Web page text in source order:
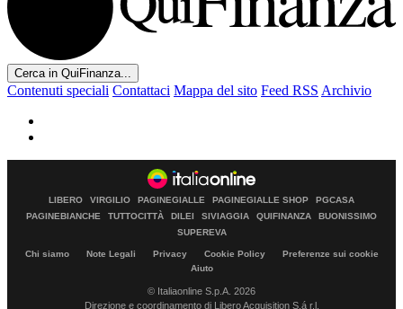
Cerca in QuiFinanza...
Contenuti speciali Contattaci Mappa del sito Feed RSS Archivio
LIBERO VIRGILIO PAGINEGIALLE PAGINEGIALLE SHOP
PGCASA
PAGINEBIANCHE
TUTTOCITTÀ DILEI SIVIAGGIA QUIFINANZA
BUONISSIMO
SUPEREVA
Chi siamo Note Legali Privacy Cookie Policy
Preferenze sui cookie
Aiuto
© Italiaonline S.p.A. 2026
Direzione e coordinamento di Libero Acquisition S.á r.l.